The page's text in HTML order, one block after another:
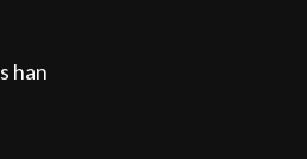
han